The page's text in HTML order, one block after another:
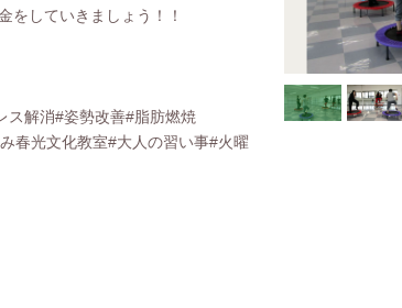
をしていきましょう！！
ス解消#姿勢改善#脂肪燃焼
春光文化教室#大人の習い事#火曜